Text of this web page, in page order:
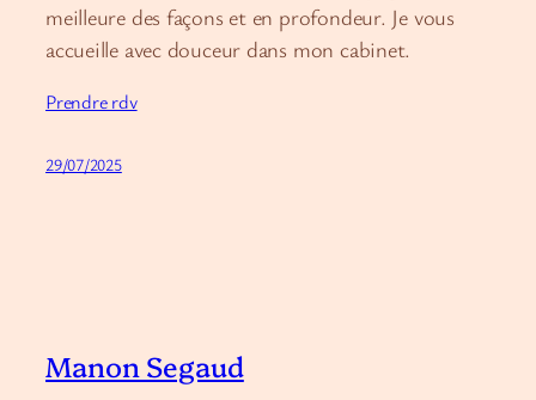
meilleure des façons et en profondeur. Je vous
accueille avec douceur dans mon cabinet.
Prendre rdv
29/07/2025
Manon Segaud